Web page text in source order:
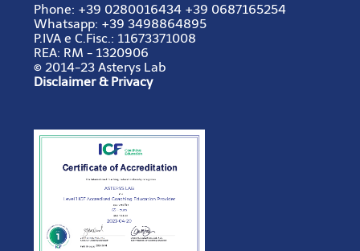
Phone: +39 0280016434 +39 0687165254
Whatsapp: +39 3498864895
P.IVA e C.Fisc.: 11673371008
REA: RM - 1320906
© 2014-23 Asterys Lab
Disclaimer & Privacy